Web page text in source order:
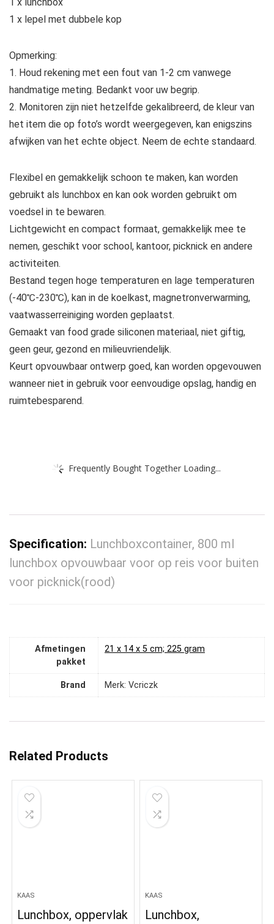
1 x lepel met dubbele kop
Opmerking:
1. Houd rekening met een fout van 1-2 cm vanwege
handmatige meting. Bedankt voor uw begrip.
2. Monitoren zijn niet hetzelfde gekalibreerd, de kleur van
het item die op foto’s wordt weergegeven, kan enigszins
afwijken van het echte object. Neem de echte standaard.
Flexibel en gemakkelijk schoon te maken, kan worden
gebruikt als lunchbox en kan ook worden gebruikt om
voedsel in te bewaren.
Lichtgewicht en compact formaat, gemakkelijk mee te
nemen, geschikt voor school, kantoor, picknick en andere
activiteiten.
Bestand tegen hoge temperaturen en lage temperaturen
(-40℃-230℃), kan in de koelkast, magnetronverwarming,
vaatwasserreiniging worden geplaatst.
Gemaakt van food grade siliconen materiaal, niet giftig,
geen geur, gezond en milieuvriendelijk.
Keurt opvouwbaar ontwerp goed, kan worden opgevouwen
wanneer niet in gebruik voor eenvoudige opslag, handig en
ruimtebesparend.
Frequently Bought Together Loading...
Specification: Lunchboxcontainer, 800 ml
lunchbox opvouwbaar voor op reis voor buiten
voor picknick(rood)
Afmetingen
pakket
‎21 x 14 x 5 cm; 225 gram
Brand Merk: Vcriczk
Related Products
KAAS
Lunchbox, oppervlak
KAAS
Lunchbox,